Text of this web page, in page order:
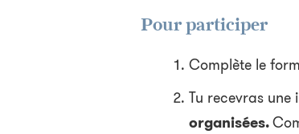
Pour participer
Complète le
Tu recevras
organisées.